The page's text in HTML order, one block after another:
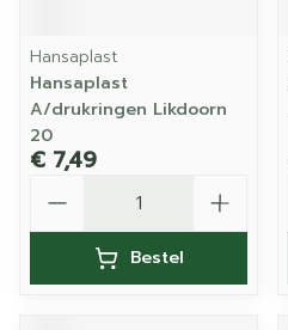
Hansaplast
Hansaplast
A/drukringen Likdoorn
20
€ 7,49
Bestel